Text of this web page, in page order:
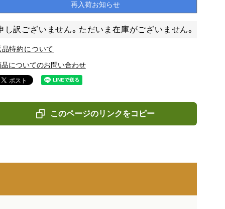
再入荷お知らせ
し訳ございません。ただいま在庫がございません。
品特約について
品についてのお問い合わせ
このページのリンクをコピー